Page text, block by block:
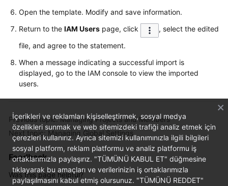
General
Glossary
Shared
Service
Level
Agreement
White
Papers
Open the template. Modify and save information.
Return to the IAM Users page, click
, select the edited
file, and agree to the statement.
When a message indicating a successful import is
displayed, go to the IAM console to view the imported
users.
Previous topic: Managing Projects and Members
Next topic: Managing Global Settings
Feedback
Was this page helpful?
İçerikleri ve reklamları kişiselleştirmek, sosyal medya
özellikleri sunmak ve web sitemizdeki trafiği analiz etmek için
çerezleri kullanırız. Ayrıca sitemizi kullanımınızla ilgili bilgileri
sosyal platform, reklam platformu ve analiz platformu iş
ortaklarımızla paylaşırız. "TÜMÜNÜ KABUL ET" düğmesine
tıklayarak bu amaçları ve verilerinizin iş ortaklarımızla
paylaşılmasını kabul etmiş olursunuz. "TÜMÜNÜ REDDET"